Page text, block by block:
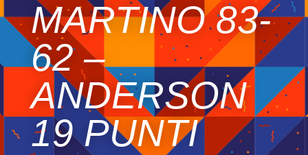
MARTINO 83-
62 –
ANDERSON
19 PUNTI